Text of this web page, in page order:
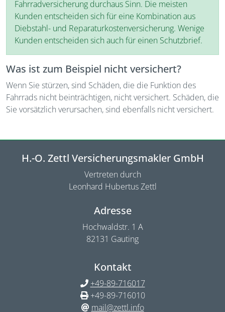
Fahrradversicherung durchaus Sinn. Die meisten
Kunden entscheiden sich für eine Kombination aus
Diebstahl- und Reparaturkostenversicherung. Wenige
Kunden entscheiden sich auch für einen Schutzbrief.
Was ist zum Beispiel nicht versichert?
Wenn Sie stürzen, sind Schäden, die die Funktion des
Fahrrads nicht beinträchtigen, nicht versichert. Schäden, die
Sie vorsätzlich verursachen, sind ebenfalls nicht versichert.
H.-O. Zettl Versicherungsmakler GmbH
Vertreten durch
Leonhard Hubertus Zettl
Adresse
Hochwaldstr. 1 A
82131 Gauting
Kontakt
+49-89-716017
+49-89-716010
mail@zettl.info